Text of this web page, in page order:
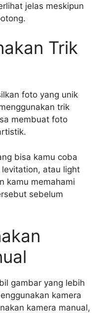
jelas meskipun
Trik
foto yang unik
trik
membuat foto
bisa kamu coba
atau light
kamu memahami
sebelum
gambar yang lebih
kamera
kamera manual,